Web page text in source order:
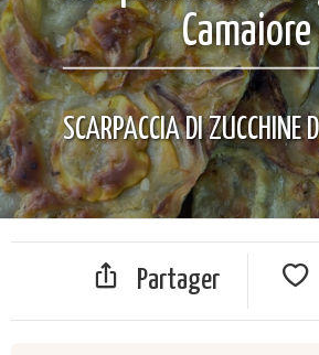
Camaiore
SCARPACCIA DI ZUCCHINE
Partager